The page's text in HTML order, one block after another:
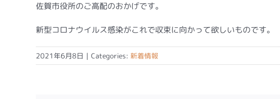
佐賀市役所のご高配のおかげです。
新型コロナウイルス感染がこれで収束に向かって欲しいものです。
2021年6月8日 | Categories: 新着情報